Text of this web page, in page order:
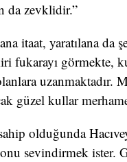
da zevklidir.”
itaat, yaratılana da
fukarayı görmekte,
uzanmaktadır.
güzel kullar
olduğunda
sevindirmek ister.